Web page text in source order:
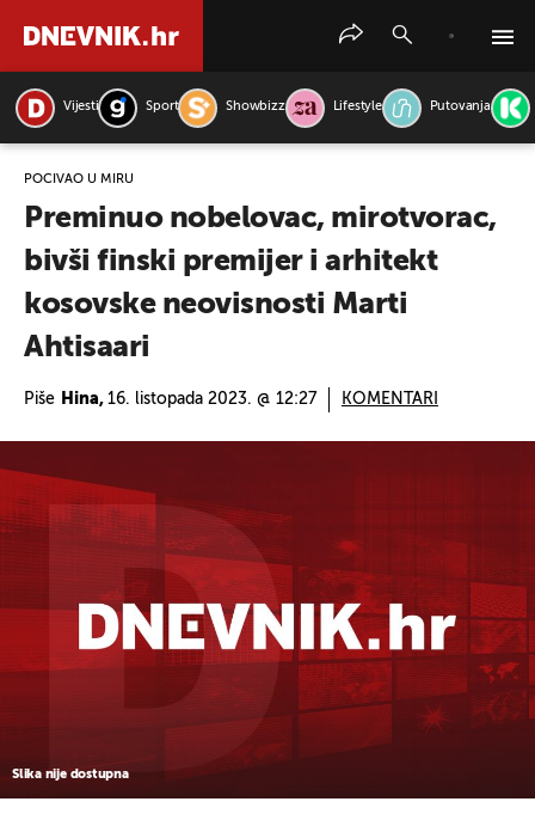
Vijesti Sport Showbizz Lifestyle Putovanja
POČIVAO U MIRU
Preminuo nobelovac, mirotvorac,
bivši finski premijer i arhitekt
kosovske neovisnosti Marti
Ahtisaari
Piše Hina, 16. listopada 2023. @ 12:27 KOMENTARI
Slika nije dostupna
PRETRAŽITE VIJESTI